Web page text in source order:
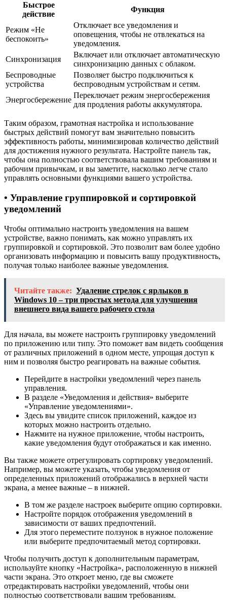
Быстрое
действие
Функция
Режим «Не
беспокоить»
Отключает все уведомления и
оповещения, чтобы не отвлекаться на
уведомления.
Синхронизация
Включает или отключает автоматическую
синхронизацию данных с облаком.
Беспроводные
устройства
Позволяет быстро подключиться к
беспроводным устройствам и сетям.
Энергосбережение
Переключает режим энергосбережения
для продления работы аккумулятора.
Таким образом, грамотная настройка и использование
быстрых действий помогут вам значительно повысить
эффективность работы, минимизировав количество действий
для достижения нужного результата. Настройте панель так,
чтобы она полностью соответствовала вашим требованиям и
рабочим привычкам, и вы заметите, насколько легче стало
управлять основными функциями вашего устройства.
• Управление группировкой и сортировкой
уведомлений
Чтобы оптимально настроить уведомления на вашем
устройстве, важно понимать, как можно управлять их
группировкой и сортировкой. Это позволит вам более удобно
организовать информацию и повысить вашу продуктивность,
получая только наиболее важные уведомления.
Читайте также: Удаление стрелок с ярлыков в
Windows 10 – три простых метода для улучшения
внешнего вида вашего рабочего стола
Для начала, вы можете настроить группировку уведомлений
по приложению или типу. Это поможет вам видеть сообщения
от различных приложений в одном месте, упрощая доступ к
ним и позволяя быстро реагировать на важные события.
Перейдите в настройки уведомлений через панель
управления.
В разделе «Уведомления и действия» выберите
«Управление уведомлениями».
Здесь вы увидите список приложений, каждое из
которых можно настроить отдельно.
Нажмите на нужное приложение, чтобы настроить,
какие уведомления будут отображаться и как именно.
Вы также можете отрегулировать сортировку уведомлений.
Например, вы можете указать, чтобы уведомления от
определенных приложений отображались в верхней части
экрана, а менее важные – в нижней.
В том же разделе настроек выберите опцию сортировки.
Настройте порядок отображения уведомлений в
зависимости от ваших предпочтений.
Для этого переместите ползунок в нужное положение
или выберите предпочитаемый метод сортировки.
Чтобы получить доступ к дополнительным параметрам,
используйте кнопку «Настройка», расположенную в нижней
части экрана. Это откроет меню, где вы сможете
отредактировать настройки уведомлений, чтобы они
полностью соответствовали вашим требованиям.